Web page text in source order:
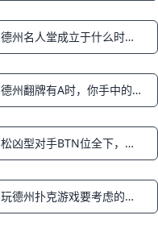
Notifications 德州名人堂成立于什么时候？
Notifications 德州翻牌有A时，你手中的KK该怎么打？
Notifications 松凶型对手BTN位全下，小盲位拿着顶对怎么打
Notifications 玩德州扑克游戏要考虑的因素